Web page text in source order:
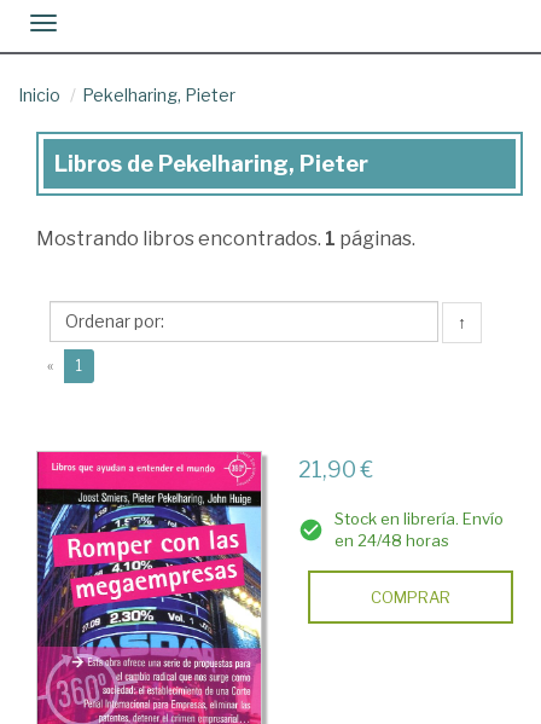
Toggle navigation
Inicio Pekelharing, Pieter
Libros
Pekelharing,
Libros de Pekelharing, Pieter
Mostrando libros encontrados. 1 páginas.
↑
« 1
21,90 €
Stock en librería. Envío
en 24/48 horas
COMPRAR